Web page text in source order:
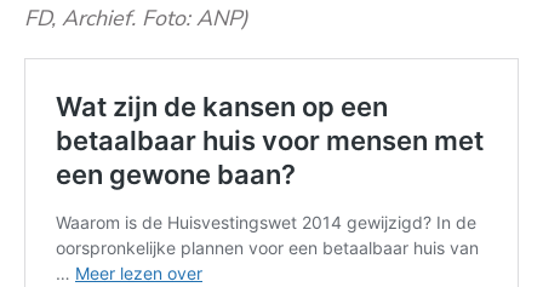
FD, Archief. Foto: ANP)